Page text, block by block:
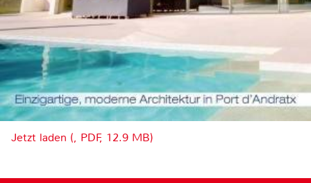
Jetzt laden (, PDF, 12.9 MB)